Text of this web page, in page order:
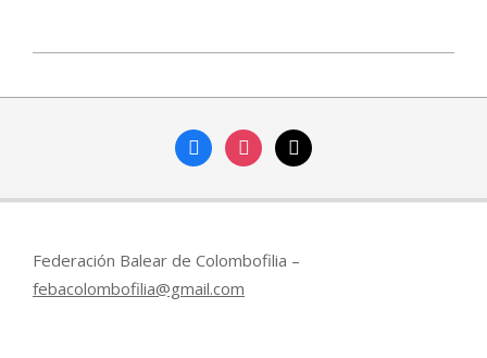
02-
facebookinstagram
mail
Federación Balear de Colombofilia –
febacolombofilia@gmail.com